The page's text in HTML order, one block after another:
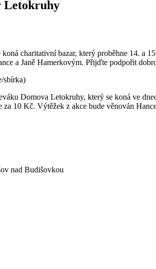
Letokruhy
charitativní bazar, který proběhne 14. a
a Janě Hamerkovým. Přijďte podpořit
sbírka)
Domova Letokruhy, který se koná ve
za 10 Kč. Výtěžek z akce bude věnován
nad Budišovkou